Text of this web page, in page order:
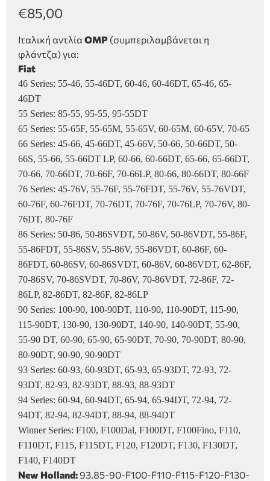
€85,00
Ιταλική αντλία OMP (συμπεριλαμβάνεται η
φλάντζα) για:
Fiat
46 Series: 55-46, 55-46DT, 60-46, 60-46DT, 65-46, 65-
46DT
55 Series: 85-55, 95-55, 95-55DT
65 Series: 55-65F, 55-65M, 55-65V, 60-65M, 60-65V, 70-65
66 Series: 45-66, 45-66DT, 45-66V, 50-66, 50-66DT, 50-
66S, 55-66, 55-66DT LP, 60-66, 60-66DT, 65-66, 65-66DT,
70-66, 70-66DT, 70-66F, 70-66LP, 80-66, 80-66DT, 80-66F
76 Series: 45-76V, 55-76F, 55-76FDT, 55-76V, 55-76VDT,
60-76F, 60-76FDT, 70-76DT, 70-76F, 70-76LP, 70-76V, 80-
76DT, 80-76F
86 Series: 50-86, 50-86SVDT, 50-86V, 50-86VDT, 55-86F,
55-86FDT, 55-86SV, 55-86V, 55-86VDT, 60-86F, 60-
86FDT, 60-86SV, 60-86SVDT, 60-86V, 60-86VDT, 62-86F,
70-86SV, 70-86SVDT, 70-86V, 70-86VDT, 72-86F, 72-
86LP, 82-86DT, 82-86F, 82-86LP
90 Series: 100-90, 100-90DT, 110-90, 110-90DT, 115-90,
115-90DT, 130-90, 130-90DT, 140-90, 140-90DT, 55-90,
55-90 DT, 60-90, 65-90, 65-90DT, 70-90, 70-90DT, 80-90,
80-90DT, 90-90, 90-90DT
93 Series: 60-93, 60-93DT, 65-93, 65-93DT, 72-93, 72-
93DT, 82-93, 82-93DT, 88-93, 88-93DT
94 Series: 60-94, 60-94DT, 65-94, 65-94DT, 72-94, 72-
94DT, 82-94, 82-94DT, 88-94, 88-94DT
Winner Series: F100, F100Dal, F100DT, F100Fino, F110,
F110DT, F115, F115DT, F120, F120DT, F130, F130DT,
F140, F140DT
New Holland:93.85-90-F100-F110-F115-F120-F130-